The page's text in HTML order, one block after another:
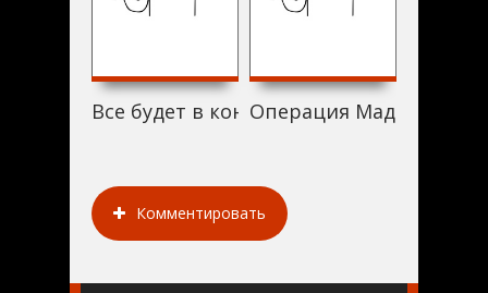
Все будет в конце (1987)Операция Мадонна
Комментировать